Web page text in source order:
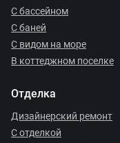
С бассейном
С баней
С видом на море
В коттеджном поселке
Отделка
Дизайнерский ремонт
С отделкой